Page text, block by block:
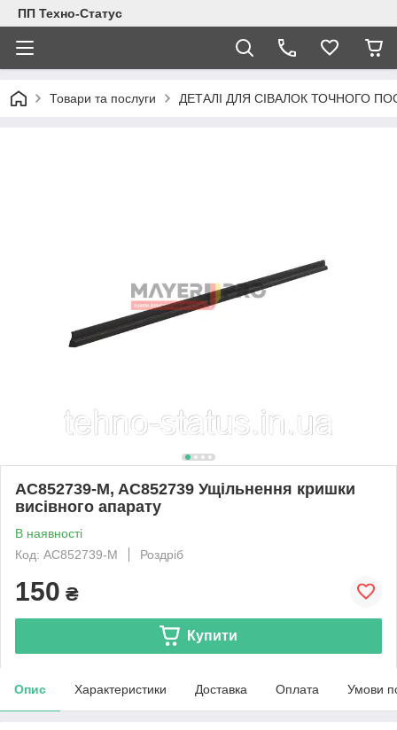
ПП Техно-Статус
Товари та послуги ДЕТАЛІ ДЛЯ СІВАЛОК ТОЧНОГО
AC852739-M, AC852739 Ущільнення кришки
висівного апарату
В наявності
Код: AC852739-M
Роздріб
150 ₴
Купити
Опис Характеристики Доставка Оплата Умови